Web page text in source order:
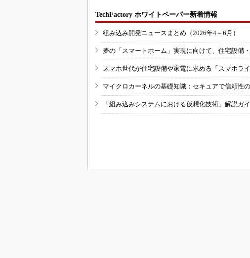
TechFactory ホワイトペーパー新着情報
組み込み開発ニュースまとめ（2026年4～6月）
夢の「スマートホーム」実現に向けて、住宅設備
スマホ世代が住宅設備や家電に求める「スマホラ
マイクロカーネルの基礎知識：セキュアで信頼性
「組み込みシステムにおける仮想化技術」解説ガ